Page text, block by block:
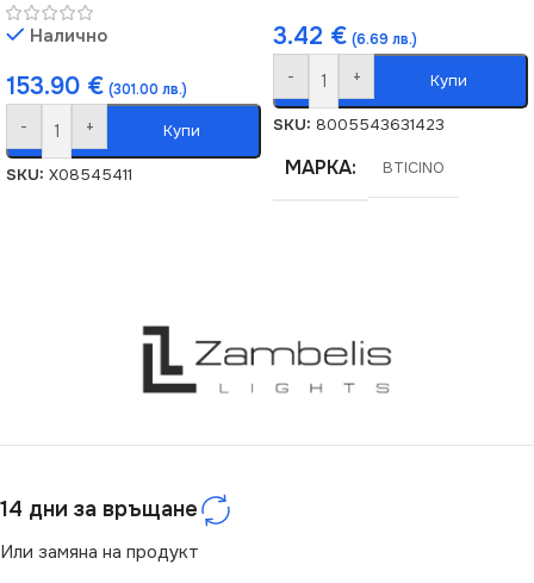
Налично
153.90 € (301.00 лв.)
- + Купи
SKU: X08545411
3.42 € (6.69 лв.)
- + Купи
SKU: 8005543631423
МАРКА BTICINO
14 дни за връщане
Или замяна на продукт